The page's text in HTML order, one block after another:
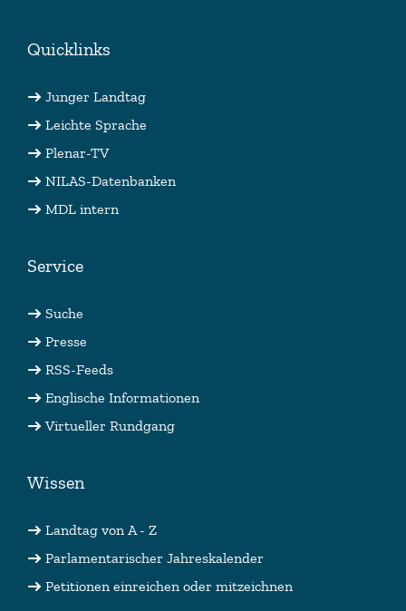
Quicklinks
Junger Landtag
Leichte Sprache
Plenar-TV
NILAS-Datenbanken
MDL intern
Service
Suche
Presse
RSS-Feeds
Englische Informationen
Virtueller Rundgang
Wissen
Landtag von A - Z
Parlamentarischer Jahreskalender
Petitionen einreichen oder mitzeichnen